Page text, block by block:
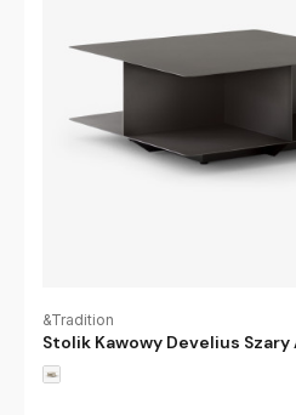
&Tradition
Stolik Kawowy Develius